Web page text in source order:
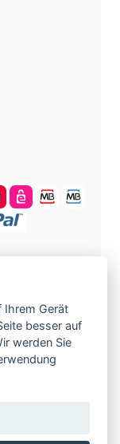
.
Ihrem Gerät
besser auf
werden Sie